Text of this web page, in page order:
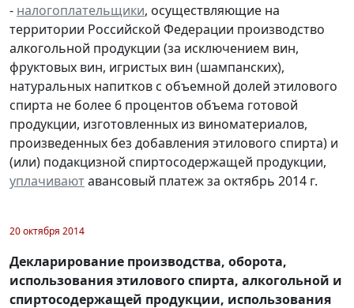
- налогоплательщики, осуществляющие на
территории Российской Федерации производство
алкогольной продукции (за исключением вин,
фруктовых вин, игристых вин (шампанских),
натуральных напитков с объемной долей этилового
спирта не более 6 процентов объема готовой
продукции, изготовленных из виноматериалов,
произведенных без добавления этилового спирта) и
(или) подакцизной спиртосодержащей продукции,
уплачиваютавансовый платеж за октябрь 2014 г.
20 октября 2014
Декларирование производства, оборота,
использования этилового спирта, алкогольной и
спиртосодержащей продукции, использования